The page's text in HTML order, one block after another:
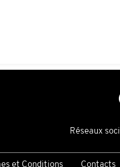
Réseaux
et Conditions Contacts